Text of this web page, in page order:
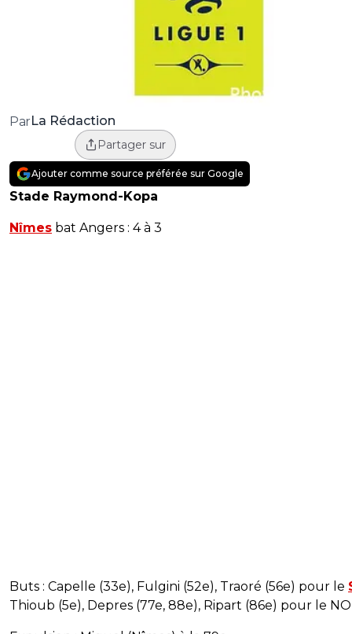
Par La Rédaction
Partager sur
Ajouter comme source préférée sur Google
Stade Raymond-Kopa
Nîmes bat Angers : 4 à 3
Buts : Capelle (33e), Fulgini (52e), Traoré (56e) pour le
Thioub (5e), Depres (77e, 88e), Ripart (86e) pour le NO